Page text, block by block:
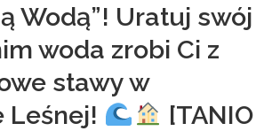
Wodą”! Uratuj swój
woda zrobi Ci z
stawy w
Leśnej!
[TANIO